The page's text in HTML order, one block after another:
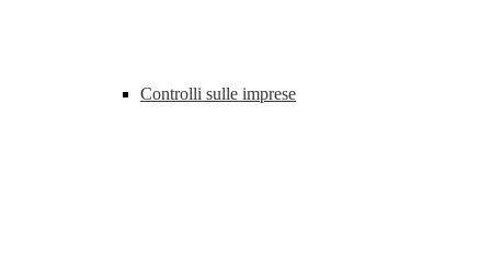
Controlli sulle imprese